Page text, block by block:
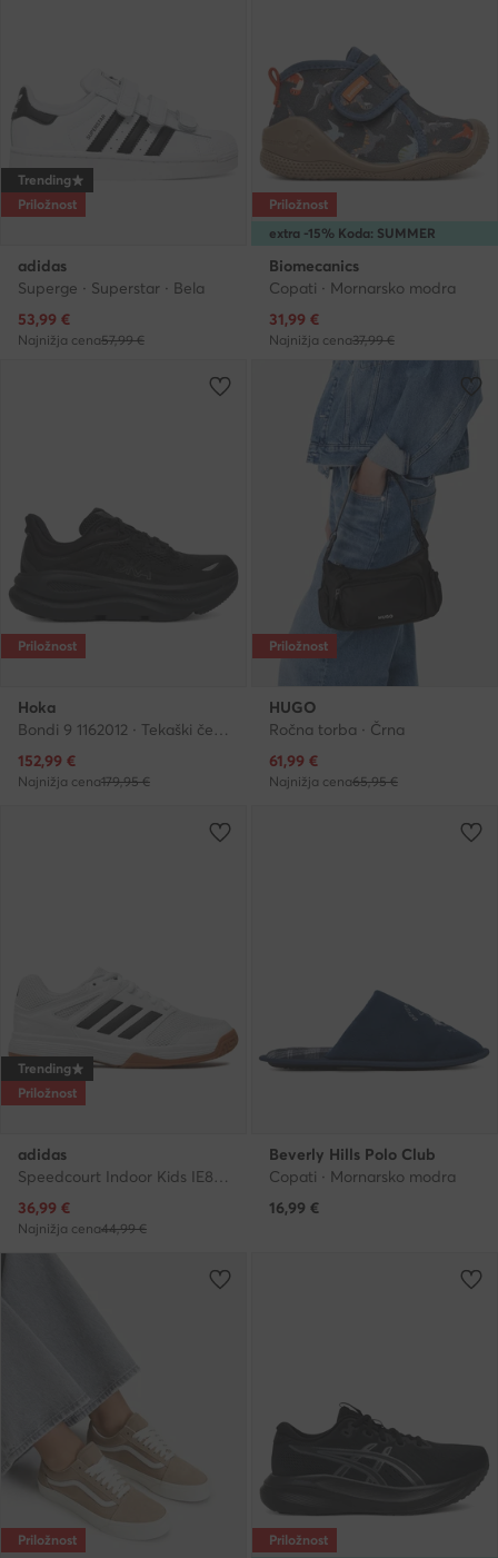
Trending
Priložnost
adidas
Superge · Superstar · Bela
Trenutna cena
53,99 €
Najnižja cena57,99 €
extra -15% Koda: SUMMER
Priložnost
Biomecanics
Copati · Mornarsko modra
Trenutna cena
31,99 €
Najnižja cena37,99 €
Priložnost
Hoka
Bondi 9 1162012 · Tekaški čevlji
Trenutna cena
152,99 €
Najnižja cena179,95 €
Priložnost
HUGO
Ročna torba · Črna
Trenutna cena
61,99 €
Najnižja cena65,95 €
Trending
Priložnost
adidas
Speedcourt Indoor Kids IE8034 · Čevlji za športe v zaprtih prostorih
Trenutna cena
36,99 €
Najnižja cena44,99 €
Beverly Hills Polo Club
Copati · Mornarsko modra
16,99 €
Priložnost Priložnost